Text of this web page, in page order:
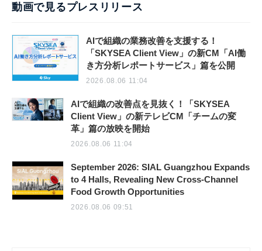
動画で見るプレスリリース
AIで組織の業務改善を支援する！
「SKYSEA Client View」の新CM「AI働
き方分析レポートサービス」篇を公開
2026.08.06 11:04
AIで組織の改善点を見抜く！「SKYSEA
Client View」の新テレビCM「チームの変
革」篇の放映を開始
2026.08.06 11:04
September 2026: SIAL Guangzhou Expands
to 4 Halls, Revealing New Cross-Channel
Food Growth Opportunities
2026.08.06 09:51